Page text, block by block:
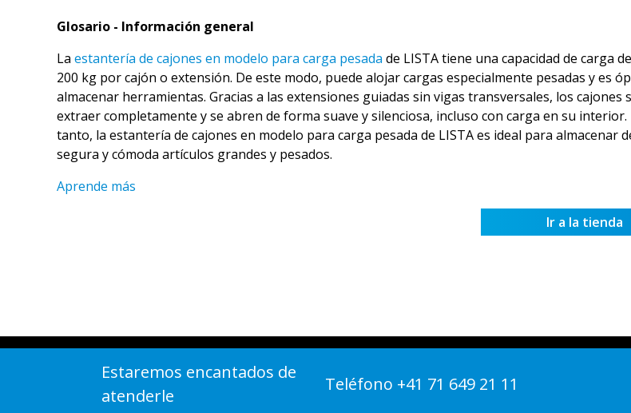
Glosario - Información general
La estantería de cajones en modelo para carga pesada de LISTA tiene una capacidad de carga
200 kg por cajón o extensión. De este modo, puede alojar cargas especialmente pesadas y es
almacenar herramientas. Gracias a las extensiones guiadas sin vigas transversales, los cajones
extraer completamente y se abren de forma suave y silenciosa, incluso con carga en su interior.
tanto, la estantería de cajones en modelo para carga pesada de LISTA es ideal para almacenar
segura y cómoda artículos grandes y pesados.
Aprende más
Ir a la tienda
Estaremos encantados de
atenderle
Teléfono +41 71 649 21 11